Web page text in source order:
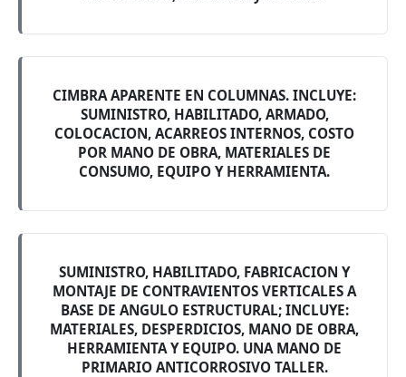
CIMBRA APARENTE EN COLUMNAS. INCLUYE:
SUMINISTRO, HABILITADO, ARMADO,
COLOCACION, ACARREOS INTERNOS, COSTO
POR MANO DE OBRA, MATERIALES DE
CONSUMO, EQUIPO Y HERRAMIENTA.
SUMINISTRO, HABILITADO, FABRICACION Y
MONTAJE DE CONTRAVIENTOS VERTICALES A
BASE DE ANGULO ESTRUCTURAL; INCLUYE:
MATERIALES, DESPERDICIOS, MANO DE OBRA,
HERRAMIENTA Y EQUIPO. UNA MANO DE
PRIMARIO ANTICORROSIVO TALLER.